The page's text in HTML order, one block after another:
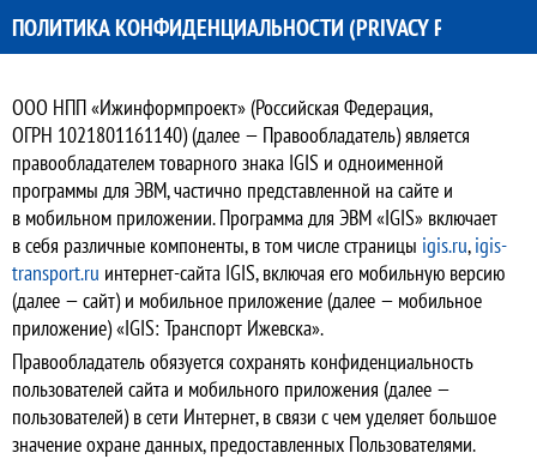
ПОЛИТИКА КОНФИДЕНЦИАЛЬНОСТИ (PRIVACY POLICY)
ООО НПП «Ижинформпроект» (Российская Федерация,
ОГРН 1021801161140) (далее — Правообладатель) является
правообладателем товарного знака IGIS и одноименной
программы для ЭВМ, частично представленной на сайте и
в мобильном приложении. Программа для ЭВМ «IGIS» включает
в себя различные компоненты, в том числе страницы igis.ru,igis-
transport.ru интернет-сайта IGIS, включая его мобильную версию
(далее — сайт) и мобильное приложение (далее — мобильное
приложение) «IGIS: Транспорт Ижевска».
Правообладатель обязуется сохранять конфиденциальность
пользователей сайта и мобильного приложения (далее —
пользователей) в сети Интернет, в связи с чем уделяет большое
значение охране данных, предоставленных Пользователями.